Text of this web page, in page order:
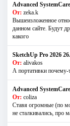
Advanced
От: zeka.k
Вышеизложенное
данном сайте. Будут
какого
SketchUp Pro 2026
От: alivakos
А портативки почему-
Advanced
От: coliza
Ставя огромные (по
не сталкивались, про